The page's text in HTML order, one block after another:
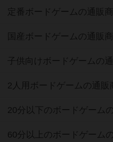
定番ボードゲームの通販
国産ボードゲームの通販
子供向けボードゲームの
2人用ボードゲームの通販
20分以下のボードゲーム
60分以上のボードゲーム